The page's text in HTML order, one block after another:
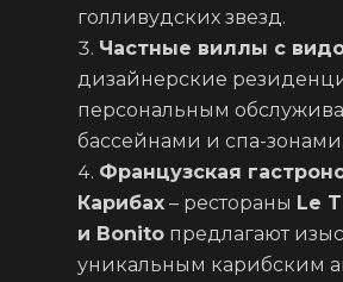
голливудских звезд.
Частные виллы с
дизайнерские
персональным
бассейнами и спа-зонами.
Французская
Карибах – рестораны Le
и Bonito предлагают
уникальным карибским